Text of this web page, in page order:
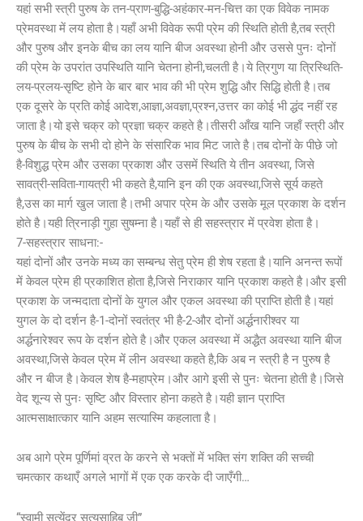
यहां सभी स्त्री पुरुष के तन-प्राण-बुद्धि-अहंकार-मन-चित्त का एक विवेक नामक
प्रेमवस्था में लय होता है।यहाँ अभी विवेक रूपी प्रेम की स्थिति होती है,तब स्त्री
और पुरुष और इनके बीच का लय यानि बीज अवस्था होनी और उससे पुनः दोनों
की प्रेम के उपरांत उपस्थिति यानि चेतना होनी,चलती है।ये त्रिगुण या त्रिस्थिति-
लय-प्रलय-सृष्टि होने के बार बार भाव की भी प्रेम शुद्धि और सिद्धि होती है।तब
एक दूसरे के प्रति कोई आदेश,आज्ञा,अवज्ञा,प्रश्न,उत्तर का कोई भी द्धंद नहीं रह
जाता है।यो इसे चक्र को प्रज्ञा चक्र कहते है।तीसरी आँख यानि जहाँ स्त्री और
पुरुष के बीच के सभी दो होने के संसारिक भाव मिट जाते है।तब दोनों के पीछे जो
है-विशुद्ध प्रेम और उसका प्रकाश और उसमें स्थिति ये तीन अवस्था, जिसे
सावत्री-सविता-गायत्री भी कहते है,यानि इन की एक अवस्था,जिसे सूर्य कहते
है,उस का मार्ग खुल जाता है।तभी अपार प्रेम के और उसके मूल प्रकाश के दर्शन
होते है।यही त्रिनाड़ी गुहा सुषम्ना है।यहाँ से ही सहस्त्रार में प्रवेश होता है।
7-सहस्त्रार साधना:-
यहां दोनों और उनके मध्य का सम्बन्ध सेतु प्रेम ही शेष रहता है।यानि अनन्त रूपों
में केवल प्रेम ही प्रकाशित होता है,जिसे निराकार यानि प्रकाश कहते है।और इसी
प्रकाश के जन्मदाता दोनों के युगल और एकल अवस्था की प्राप्ति होती है।यहां
युगल के दो दर्शन है-1-दोनों स्वतंत्र भी है-2-और दोनों अर्द्धनारीश्वर या
अर्द्धनारेश्वर रूप के दर्शन होते है।और एकल अवस्था में अद्धैत अवस्था यानि बीज
अवस्था,जिसे केवल प्रेम में लीन अवस्था कहते है,कि अब न स्त्री है न पुरुष है
और न बीज है।केवल शेष है-महाप्रेम।और आगे इसी से पुनः चेतना होती है।जिसे
वेद शून्य से पुनः सृष्टि और विस्तार होना कहते है।यही ज्ञान प्राप्ति
आत्मसाक्षात्कार यानि अहम सत्यास्मि कहलाता है।
अब आगे प्रेम पूर्णिमां व्रत के करने से भक्तों में भक्ति संग शक्ति की सच्ची
चमत्कार कथाएँ अगले भागों में एक एक करके दी जाएँगी…
“स्वामी सत्येंद्र सत्यसाहिब जी”